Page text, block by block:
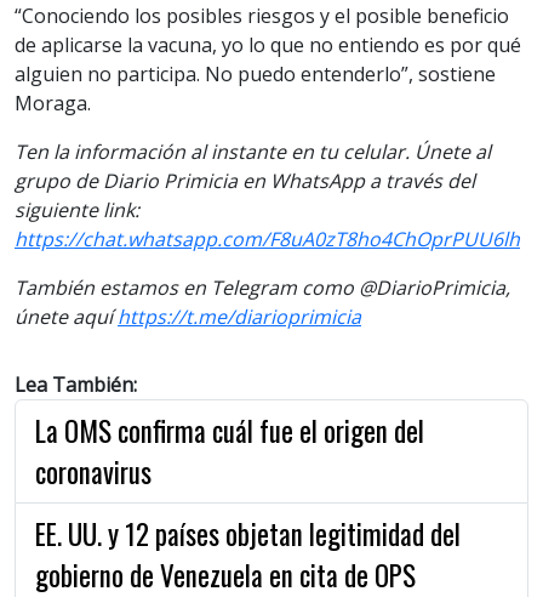
“Conociendo los posibles riesgos y el posible beneficio
de aplicarse la vacuna, yo lo que no entiendo es por qué
alguien no participa. No puedo entenderlo”, sostiene
Moraga.
Ten la información al instante en tu celular. Únete al
grupo de Diario Primicia en WhatsApp a través del
siguiente link:
https://chat.whatsapp.com/F8uA0zT8ho4ChOprPUU6lh
También estamos en Telegram como @DiarioPrimicia,
únete aquíhttps://t.me/diarioprimicia
Lea También:
La OMS confirma cuál fue el origen del
coronavirus
EE. UU. y 12 países objetan legitimidad del
gobierno de Venezuela en cita de OPS